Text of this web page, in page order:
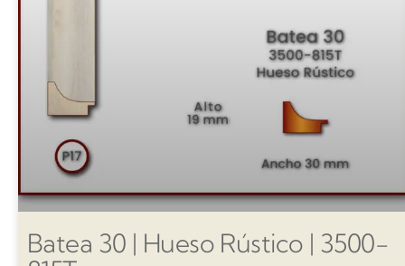
Batea 30 | Hueso Rústico | 3500-